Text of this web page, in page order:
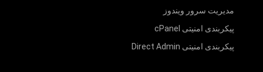
مدیریت سرور ویندوز
پیکربندی امنیتی cPanel
پیکربندی امنیتی Direct Admin